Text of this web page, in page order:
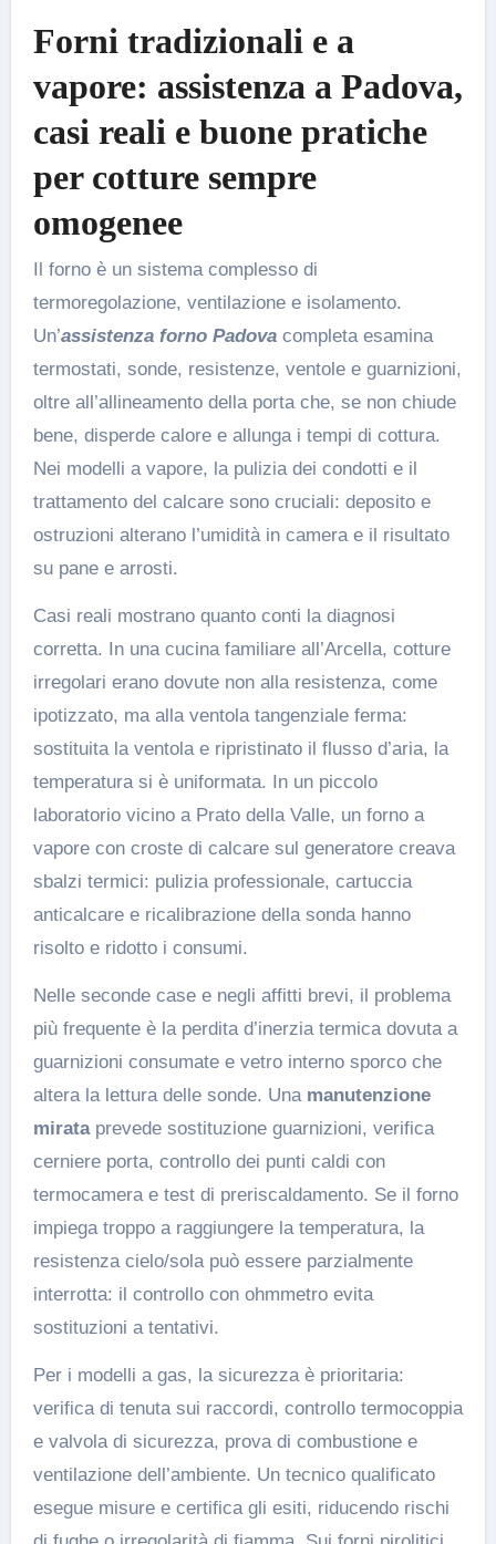
Forni tradizionali e a
vapore: assistenza a Padova,
casi reali e buone pratiche
per cotture sempre
omogenee
Il forno è un sistema complesso di
termoregolazione, ventilazione e isolamento.
Un’assistenza forno Padovacompleta esamina
termostati, sonde, resistenze, ventole e guarnizioni,
oltre all’allineamento della porta che, se non chiude
bene, disperde calore e allunga i tempi di cottura.
Nei modelli a vapore, la pulizia dei condotti e il
trattamento del calcare sono cruciali: deposito e
ostruzioni alterano l’umidità in camera e il risultato
su pane e arrosti.
Casi reali mostrano quanto conti la diagnosi
corretta. In una cucina familiare all’Arcella, cotture
irregolari erano dovute non alla resistenza, come
ipotizzato, ma alla ventola tangenziale ferma:
sostituita la ventola e ripristinato il flusso d’aria, la
temperatura si è uniformata. In un piccolo
laboratorio vicino a Prato della Valle, un forno a
vapore con croste di calcare sul generatore creava
sbalzi termici: pulizia professionale, cartuccia
anticalcare e ricalibrazione della sonda hanno
risolto e ridotto i consumi.
Nelle seconde case e negli affitti brevi, il problema
più frequente è la perdita d’inerzia termica dovuta a
guarnizioni consumate e vetro interno sporco che
altera la lettura delle sonde. Una manutenzione
mirataprevede sostituzione guarnizioni, verifica
cerniere porta, controllo dei punti caldi con
termocamera e test di preriscaldamento. Se il forno
impiega troppo a raggiungere la temperatura, la
resistenza cielo/sola può essere parzialmente
interrotta: il controllo con ohmmetro evita
sostituzioni a tentativi.
Per i modelli a gas, la sicurezza è prioritaria:
verifica di tenuta sui raccordi, controllo termocoppia
e valvola di sicurezza, prova di combustione e
ventilazione dell’ambiente. Un tecnico qualificato
esegue misure e certifica gli esiti, riducendo rischi